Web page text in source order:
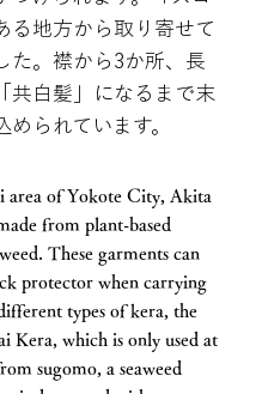
る地方から取り寄せて
た。襟から3か所、長
共白髪」になるまで末
られています。
area of ​​Yokote City, Akita
from plant-based
These garments can
protector when carrying
types of kera, the
Kera, which is only used at
sugomo, a seaweed